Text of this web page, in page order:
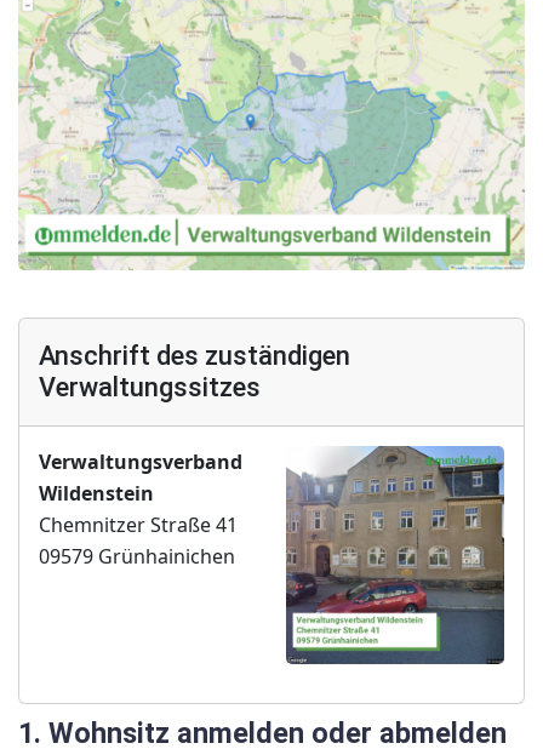
Anschrift des zuständigen
Verwaltungssitzes
Verwaltungsverband
Wildenstein
Chemnitzer Straße 41
09579 Grünhainichen
1. Wohnsitz anmelden oder abmelden